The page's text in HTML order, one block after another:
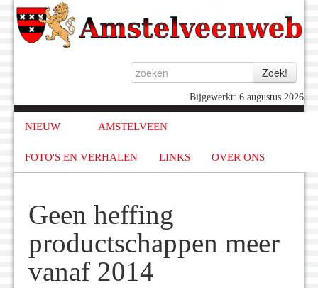
Bijgewerkt: 6 augustus 2026
NIEUW AMSTELVEEN
FOTO'S EN VERHALEN LINKS OVER ONS
Geen heffing
productschappen meer
vanaf 2014